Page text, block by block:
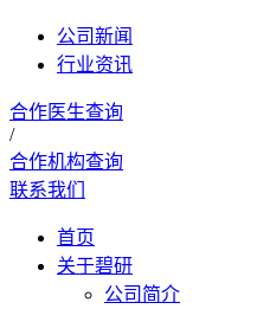
公司新闻
行业资讯
合作医生查询
/
合作机构查询
联系我们
首页
关于碧研
公司简介